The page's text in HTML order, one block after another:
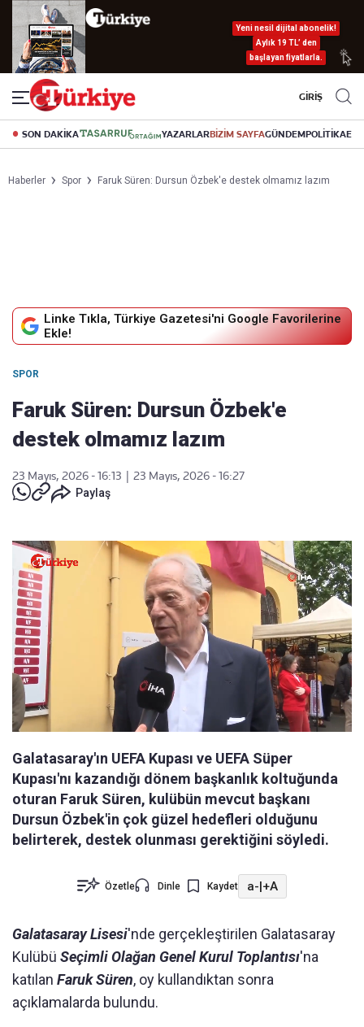
Yeni nesil dijital abonelik!
Aylık 19 TL’ den
başlayan fiyatlarla.
GİRİŞ
SON DAKİKA YAZARLARBİZİM SAYFAGÜNDEMPOLİTİKA
Haberler Spor Faruk Süren: Dursun Özbek'e destek olmamız lazım
Linke Tıkla, Türkiye Gazetesi'ni Google Favorilerine
Ekle!
SPOR
Faruk Süren: Dursun Özbek'e
destek olmamız lazım
23 Mayıs, 2026 - 16:13
23 Mayıs, 2026 - 16:27
Paylaş
Galatasaray'ın UEFA Kupası ve UEFA Süper
Kupası'nı kazandığı dönem başkanlık koltuğunda
oturan Faruk Süren, kulübün mevcut başkanı
Dursun Özbek'in çok güzel hedefleri olduğunu
belirterek, destek olunması gerektiğini söyledi.
Özetle Dinle Kaydet a-|+A
Galatasaray Lisesi'nde gerçekleştirilen Galatasaray
Kulübü Seçimli Olağan Genel Kurul Toplantısı'na
katılan Faruk Süren, oy kullandıktan sonra
açıklamalarda bulundu.